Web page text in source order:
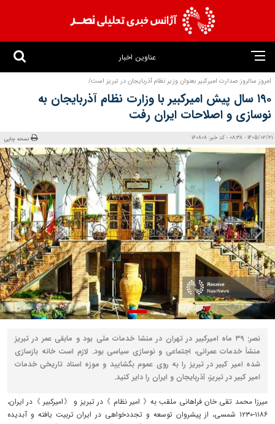
عناوین اخبار
امروز سالروز صدارت امیرکبیر بعنوان وزیر نظام آذربایجان در تبریز است/
۱۹۰ سال پیش امیرکبیر با وزارت نظام آذربایجان به
نوسازی و اصلاحات ایران رفت
1405/02/21 - 08:38 - کد خبر: 160808 نسخه چاپی
نصر: ۳۹ ماه امیرکبیر در تهران در منشا خدمات ملی بود و مابقی عمر در تبریز
منشأ خدمات عمرانی، اجتماعی و نوسازی سیاسی بود. لازم است خانه بازسازی
شده امیر کبیر در تبریز را به روی عموم بگشایید و موزه اسناد تاریخی خدمات
امیر کبیر در تبریز، آذربایجان و ایران را دایر کنید.
میرزا محمد تقی خان فراهانی ملقب به《 امیر نظام 》در تبریز و 《امیرکبیر 》در ایران،
۱۱۸۶-۱۲۳۰ شمسی، از پیشروان توسعه و تجددخواهی در ایران تربیت یافته و آبدیده